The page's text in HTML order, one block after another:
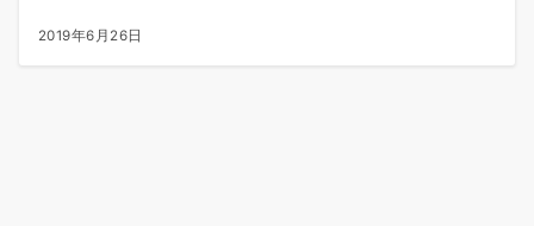
2019年6月26日